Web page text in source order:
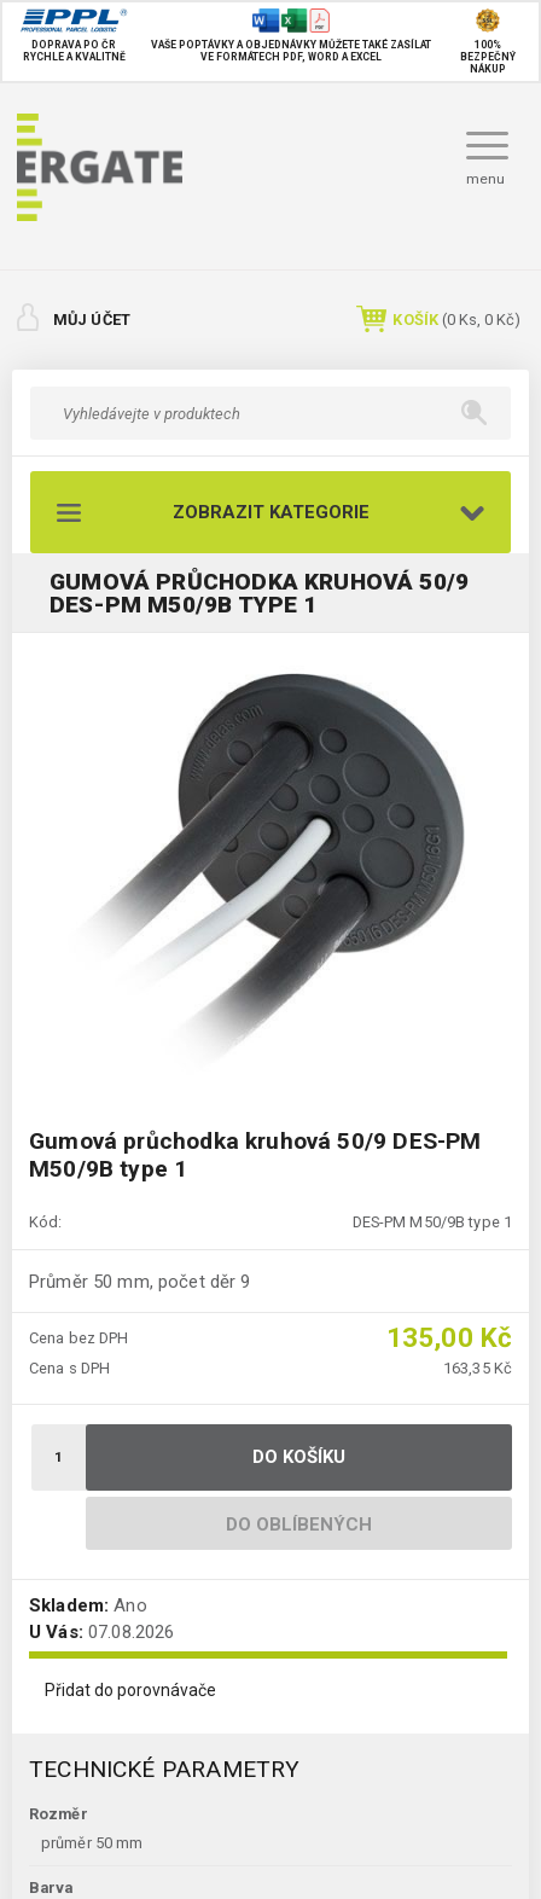
DOPRAVA PO ČR
RYCHLE A KVALITNĚ
VAŠE POPTÁVKY A OBJEDNÁVKY MŮŽETE TAKÉ ZASÍLAT
VE FORMÁTECH PDF, WORD A EXCEL
100%
BEZPEČNÝ
NÁKUP
menu
MŮJ ÚČET KOŠÍK (0 Ks, 0 Kč)
ZOBRAZIT KATEGORIE
GUMOVÁ PRŮCHODKA KRUHOVÁ 50/9
DES-PM M50/9B TYPE 1
Gumová průchodka kruhová 50/9 DES-PM
M50/9B type 1
Kód: DES-PM M50/9B type 1
Průměr 50 mm, počet děr 9
Cena bez DPH 135,00 Kč
Cena s DPH 163,35 Kč
DO KOŠÍKU
DO OBLÍBENÝCH
Skladem: Ano
U Vás: 07.08.2026
Přidat do porovnávače
TECHNICKÉ PARAMETRY
Rozměr
průměr 50 mm
Barva